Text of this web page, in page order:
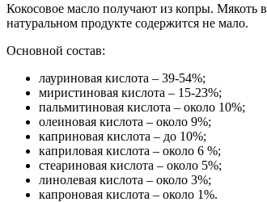
Кокосовое масло получают из копры.
натуральном продукте содержится не мало.
Основной состав:
лауриновая кислота – 39-54%;
миристиновая кислота – 15-23%;
пальмитиновая кислота – около 10%;
олеиновая кислота – около 9%;
каприновая кислота – до 10%;
каприловая кислота – около 6 %;
стеариновая кислота – около 5%;
линолевая кислота – около 3%;
капроновая кислота – около 1%.